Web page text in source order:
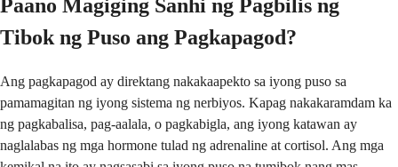
Paano Magiging Sanhi ng Pagbilis ng
Tibok ng Puso ang Pagkapagod?
Ang pagkapagod ay direktang nakakaapekto sa iyong puso sa
pamamagitan ng iyong sistema ng nerbiyos. Kapag nakakaramdam ka
ng pagkabalisa, pag-aalala, o pagkabigla, ang iyong katawan ay
naglalabas ng mga hormone tulad ng adrenaline at cortisol. Ang mga